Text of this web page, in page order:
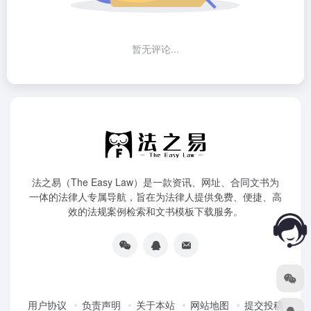
暂无评论...
法之易（The Easy Law）是一款资讯、网址、合同文书为
一体的法律人专属导航，旨在为法律人提供免费、便捷、高
效的法规案例检索和文书模板下载服务。
用户协议 负责声明 关于本站 网站地图 提交投稿